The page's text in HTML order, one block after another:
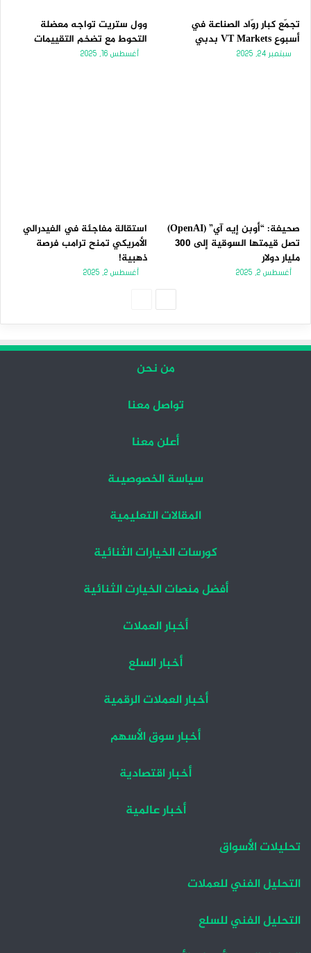
تجمّع كبار روّاد الصناعة في
أسبوع VT Markets بدبي
سبتمبر 24, 2025
وول ستريت تواجه معضلة
التحوط مع تضخم التقييمات
أغسطس 16, 2025
صحيفة: “أوبن إيه آي” (OpenAI)
تصل قيمتها السوقية إلى 300
مليار دولار
أغسطس 2, 2025
استقالة مفاجئة في الفيدرالي
الأمريكي تمنح ترامب فرصة
ذهبية!
أغسطس 2, 2025
من نحن
تواصل معنا
أعلن معنا
سياسة الخصوصيىة
المقالات التعليمية
كورسات الخيارات الثنائية
أفضل منصات الخيارت الثنائية
أخبار العملات
أخبار السلع
أخبار العملات الرقمية
أخبار سوق الأسهم
أخبار اقتصادية
أخبار عالمية
تحليلات الأسواق
التحليل الفني للعملات
التحليل الفني للسلع